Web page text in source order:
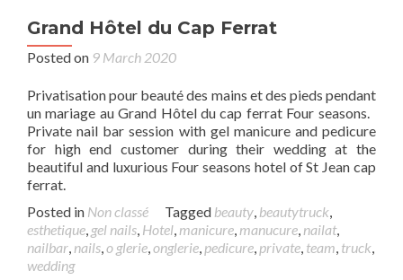
Grand Hôtel du Cap Ferrat
Posted on 9 March 2020
Privatisation pour beauté des mains et des pieds pendant
un mariage au Grand Hôtel du cap ferrat Four seasons.
Private nail bar session with gel manicure and pedicure
for high end customer during their wedding at the
beautiful and luxurious Four seasons hotel of St Jean cap
ferrat.
Posted in Non classé Tagged beauty, beautytruck,
esthetique, gel nails, Hotel, manicure, manucure, nailat,
nailbar, nails,o glerie,onglerie, pedicure, private, team, truck,
wedding